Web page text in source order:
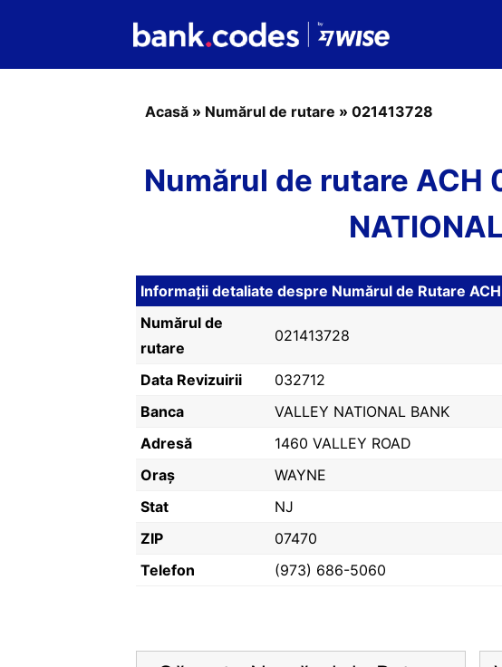
Acasă » Numărul de rutare » 021413728
Numărul de rutare ACH
Informații detaliate despre Numărul de Rutare
Numărul de
rutare
021413728
Data Revizuirii
032712
Banca
VALLEY NATIONAL BANK
Adresă
1460 VALLEY ROAD
Oraș
WAYNE
Stat
NJ
ZIP
07470
Telefon
(973) 686-5060